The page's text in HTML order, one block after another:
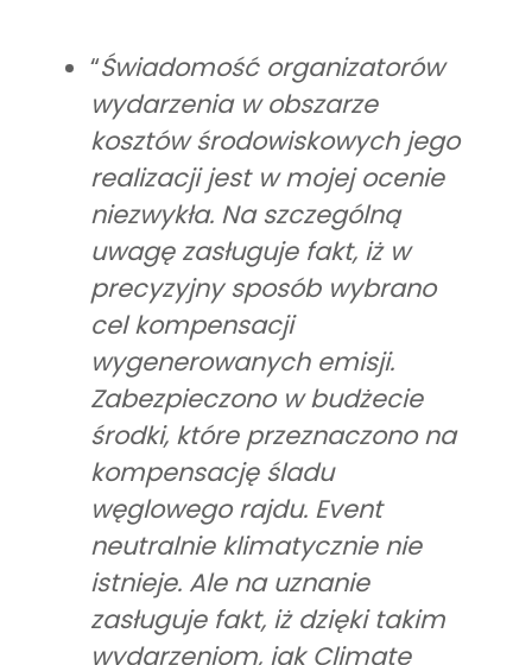
“Świadomość organizatorów
wydarzenia w obszarze
kosztów środowiskowych jego
realizacji jest w mojej ocenie
niezwykła. Na szczególną
uwagę zasługuje fakt, iż w
precyzyjny sposób wybrano
cel kompensacji
wygenerowanych emisji.
Zabezpieczono w budżecie
środki, które przeznaczono na
kompensację śladu
węglowego rajdu. Event
neutralnie klimatycznie nie
istnieje. Ale na uznanie
zasługuje fakt, iż dzięki takim
wydarzeniom, jak Climate